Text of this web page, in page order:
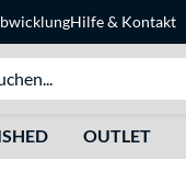
Hilfe& Kontakt
OUTLET